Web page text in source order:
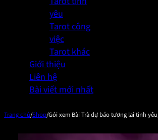
yêu
Tarot công
việc
Tarot khác
Giới thiệu
Liên hệ
Bài viết mới nhất
Trang chủ/Shop/Gói xem Bài Trà dự báo tương lai tình